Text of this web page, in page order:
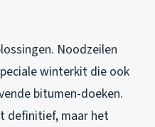
Noodzeilen
winterkit die ook
bitumen-doeken.
definitief, maar het